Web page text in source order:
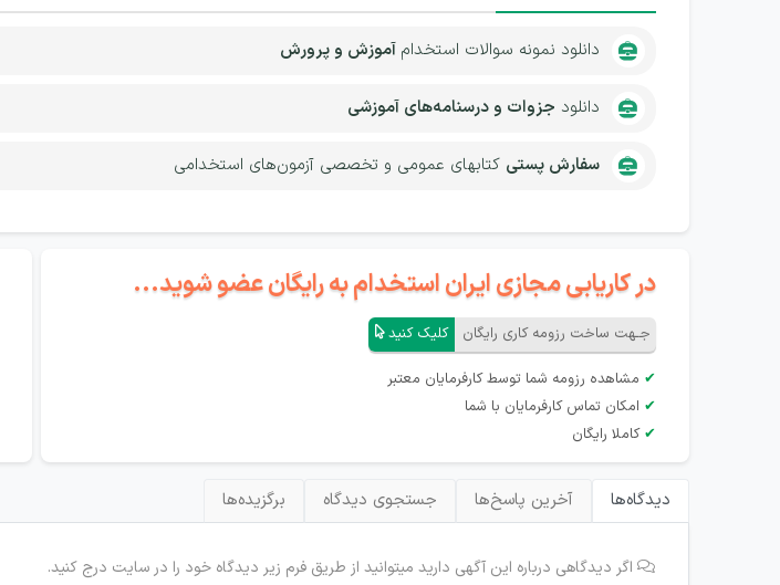
دانلود نمونه سوالات استخدام آموزش و پرورش
دانلود جزوات و درسنامه‌های آموزشی
سفارش پستی کتابهای عمومی و تخصصی آزمون‌های استخدامی
در کاریابی مجازی ایران استخدام به رایگان عضو شوید...
جـهت ساخت رزومه کاری رایگان کلیک کنید
✔ مشاهده رزومه شما توسط کارفرمایان معتبر
✔ امکان تماس کارفرمایان با شما
✔ کاملا رایگان
دیدگاه‌ها آخرین پاسخ‌ها جستجوی دیدگاه برگزیده‌ها
اگر دیدگاهی درباره این آگهی دارید میتوانید از طریق فرم زیر دیدگاه خود را در سایت درج کنید.